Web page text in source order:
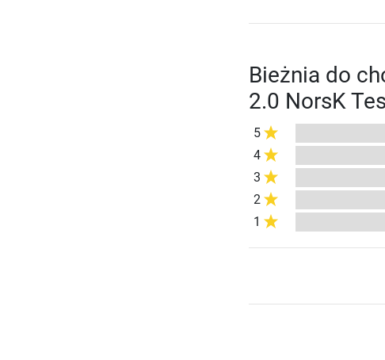
Bieżnia do
2.0 NorsK
5
4
3
2
1